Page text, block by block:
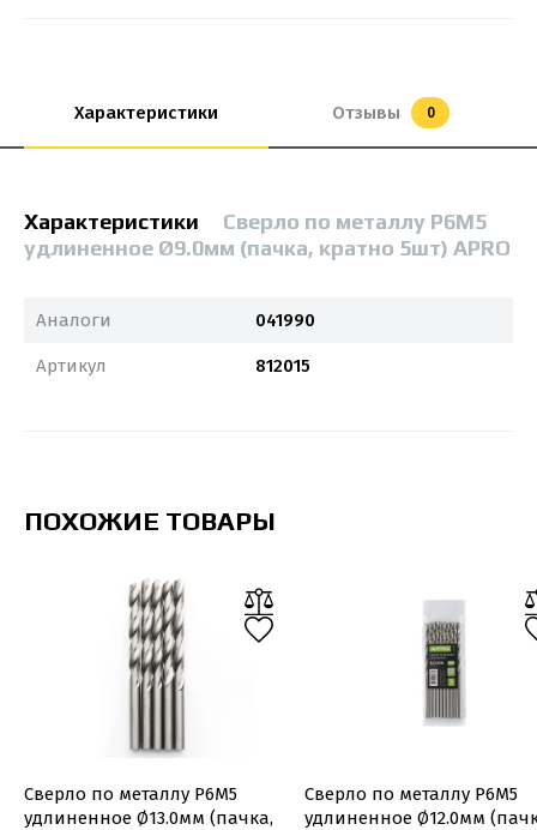
Характеристики Отзывы 0
Характеристики
Сверло по металлу Р6М5
удлиненное Ø9.0мм (пачка, кратно 5шт) APRO
Аналоги 041990
Артикул 812015
ПОХОЖИЕ ТОВАРЫ
Сверло по металлу Р6М5
удлиненное Ø13.0мм (пачка,
Сверло по металлу Р6М5
удлиненное Ø12.0мм